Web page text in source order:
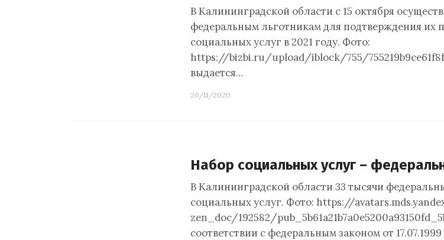
В Калининградской области с 15 октября
федеральным льготникам для подтверждения их
социальных услуг в 2021 году. Фото:
https://bizbi.ru/upload/iblock/755/
выдается…
20/11/2020
Набор социальных услуг –
В Калининградской области 33 тысячи
социальных услуг. Фото: https://
zen_doc/192582/
соответствии с федеральным законом от